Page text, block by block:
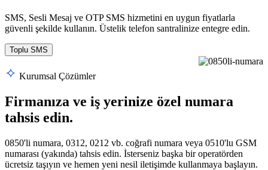
SMS, Sesli Mesaj ve OTP SMS hizmetini en uygun fiyatlarla
güvenli şekilde kullanın. Üstelik telefon santralinize entegre edin.
Toplu SMS
Kurumsal Çözümler
Firmanıza ve iş yerinize özel numara
tahsis edin.
0850'li numara, 0312, 0212 vb. coğrafi numara veya 0510'lu GSM
numarası (yakında) tahsis edin. İsterseniz başka bir operatörden
ücretsiz taşıyın ve hemen yeni nesil iletişimde kullanmaya başlayın.